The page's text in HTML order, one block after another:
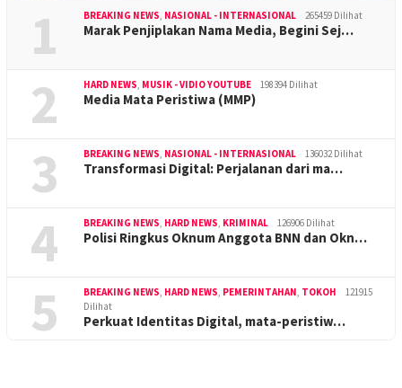
1 BREAKING NEWS, NASIONAL - INTERNASIONAL 265459 Dilihat
Marak Penjiplakan Nama Media, Begini Sej…
2 HARD NEWS, MUSIK - VIDIO YOUTUBE 198394 Dilihat
Media Mata Peristiwa (MMP)
3 BREAKING NEWS, NASIONAL - INTERNASIONAL 136032 Dilihat
Transformasi Digital: Perjalanan dari ma…
4 BREAKING NEWS, HARD NEWS, KRIMINAL 126906 Dilihat
Polisi Ringkus Oknum Anggota BNN dan Okn…
5 BREAKING NEWS, HARD NEWS, PEMERINTAHAN, TOKOH
121915
Dilihat
Perkuat Identitas Digital, mata-peristiw…